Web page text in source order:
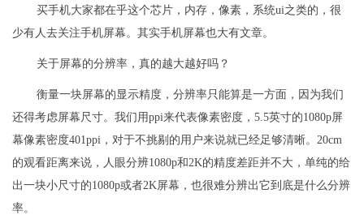
买手机大家都在乎这个芯片，内存，像素，系统ui之类的，很
少有人去关注手机屏幕。其实手机屏幕也大有文章。
关于屏幕的分辨率，真的越大越好吗？
衡量一块屏幕的显示精度，分辨率只能算是一方面，因为我们
还得考虑屏幕尺寸。我们用ppi来代表像素密度，5.5英寸的1080p屏
幕像素密度401ppi，对于不挑剔的用户来说就已经足够清晰。20cm
的观看距离来说，人眼分辨1080p和2K的精度差距并不大，单纯的给
出一块小尺寸的1080p或者2K屏幕，也很难分辨出它到底是什么分辨
率。